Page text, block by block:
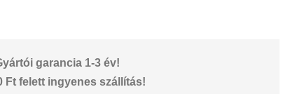
garancia 1-3 év!
Ft felett ingyenes szállítás!